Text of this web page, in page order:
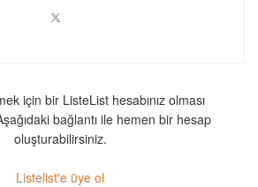
için bir ListeList hesabınız olması
bağlantı ile hemen bir hesap
oluşturabilirsiniz.
Listelist'e üye ol